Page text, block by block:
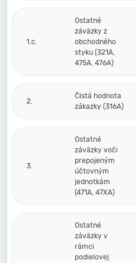
1.c.
Ostatné
záväzky z
obchodného
styku (321A,
475A, 476A)
2.
Čistá hodnota
zákazky (316A)
3.
Ostatné
záväzky voči
prepojeným
účtovným
jednotkám
(471A, 47XA)
Ostatné
záväzky v
rámci
podielovej